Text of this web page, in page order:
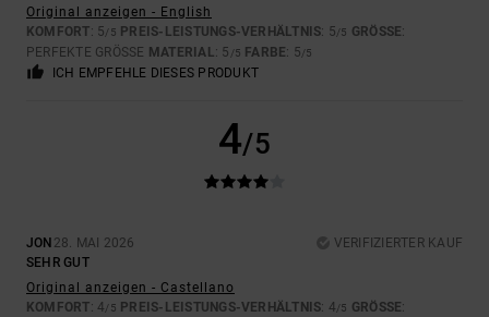
Original anzeigen - English
KOMFORT: 5/5 PREIS-LEISTUNGS-VERHÄLTNIS: 5/5 GRÖSSE :
PERFEKTE GRÖSSE MATERIAL: 5 /5 FARBE: 5/5
ICH EMPFEHLE DIESES PRODUKT
4/5
JON 28. MAI 2026
VERIFIZIERTER KAUF
SEHR GUT
Original anzeigen - Castellano
KOMFORT: 4/5 PREIS-LEISTUNGS-VERHÄLTNIS: 4/5 GRÖSSE :